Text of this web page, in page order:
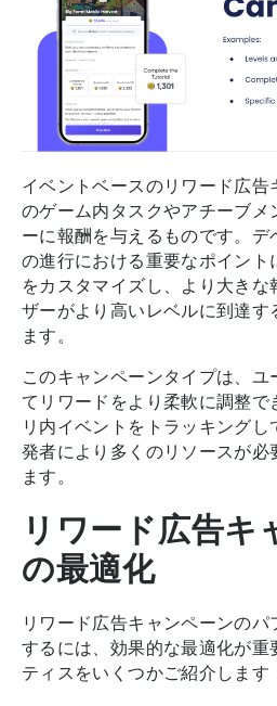
イベントベースのリワード広告
のゲーム内タスクやアチーブ
ーに報酬を与えるものです。デ
の進行における重要なポイント
をカスタマイズし、より大き
ザーがより高いレベルに到達す
ます。
このキャンペーンタイプは、
てリワードをより柔軟に調整
リ内イベントをトラッキング
発者により多くのリソースが必
ます。
リワード広告キ
の最適化
リワード広告キャンペーンの
するには、効果的な最適化が重
ティスをいくつかご紹介します